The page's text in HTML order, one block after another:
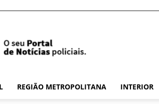
REGIÃO METROPOLITANA INTERIOR